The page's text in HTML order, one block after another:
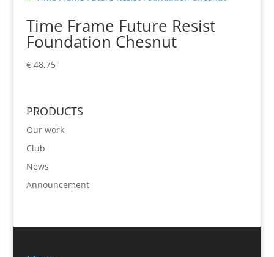
Time Frame Future Resist
Foundation Chesnut
€48,75
PRODUCTS
Our work
Club
News
Announcement